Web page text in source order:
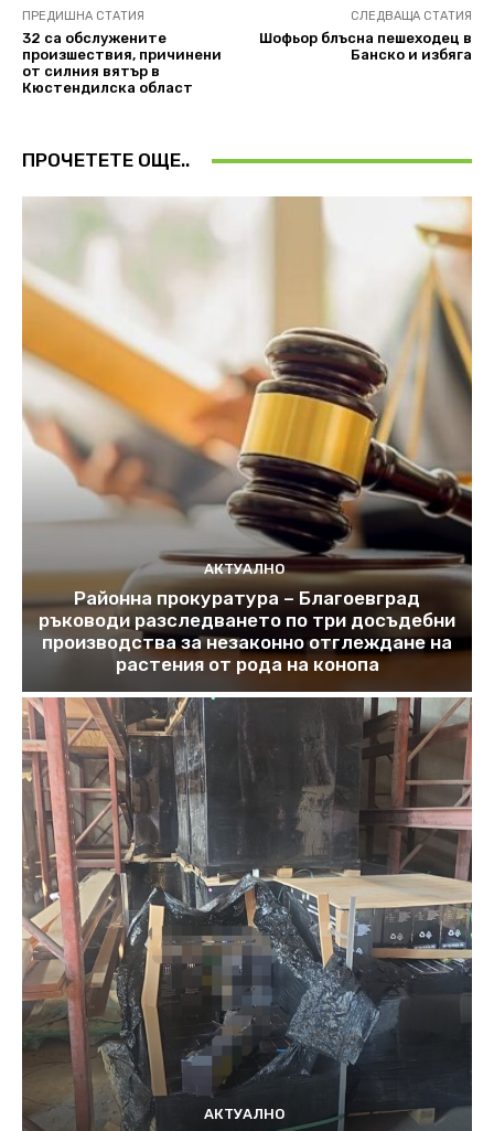
ПРЕДИШНА СТАТИЯ
32 са обслужените
произшествия, причинени
от силния вятър в
Кюстендилска област
СЛЕДВАЩА СТАТИЯ
Шофьор блъсна пешеходец в
Банско и избяга
ПРОЧЕТЕТЕ ОЩЕ..
АКТУАЛНО
Районна прокуратура – Благоевград
ръководи разследването по три досъдебни
производства за незаконно отглеждане на
растения от рода на конопа
АКТУАЛНО